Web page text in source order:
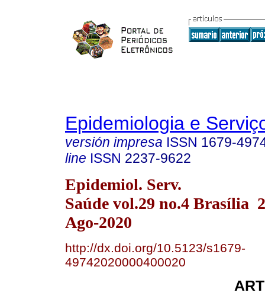
Epidemiologia e
versión impresa ISSN 1679-
line ISSN 2237-9622
Epidemiol. Serv.
Saúde vol.29 no.4 Brasília
Ago-2020
http://dx.doi.org/10.5123/s1679-
49742020000400020